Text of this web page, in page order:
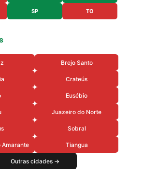
SP TO
Brejo Santo
Crateús
Eusébio
Juazeiro do Norte
Sobral
Amarante Tiangua
Outras cidades →